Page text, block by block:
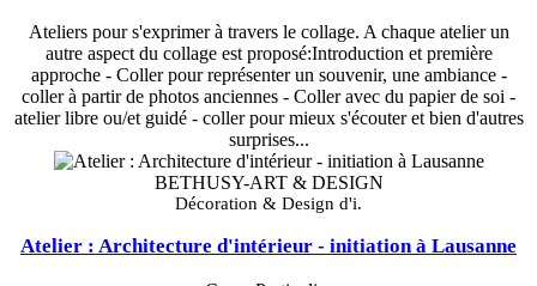
Ateliers pour s'exprimer à travers le collage. A chaque atelier un
autre aspect du collage est proposé:Introduction et première
approche - Coller pour représenter un souvenir, une ambiance -
coller à partir de photos anciennes - Coller avec du papier de soi -
atelier libre ou/et guidé - coller pour mieux s'écouter et bien d'autres
surprises...
BETHUSY-ART & DESIGN
Décoration & Design d'i.
Atelier : Architecture d'intérieur - initiation à Lausanne